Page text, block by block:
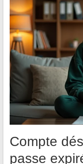
Compte
passe